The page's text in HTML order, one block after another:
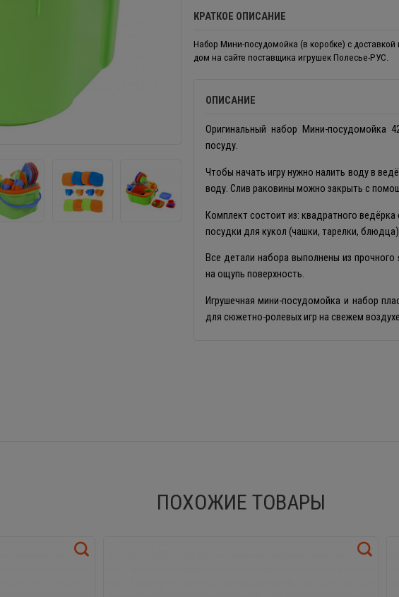
КРАТКОЕ ОПИСАНИЕ
Набор Мини-посудомойка (в коробке) с
дом на сайте поставщика игрушек Полесье-РУС.
ОПИСАНИЕ
Оригинальный набор Мини-посудомойка
посуду.
Чтобы начать игру нужно налить воду в
воду. Слив раковины можно закрыть с
Комплект состоит из: квадратного
посудки для кукол (чашки, тарелки,
Все детали набора выполнены из
на ощупь поверхность.
Игрушечная мини-посудомойка и набор
для сюжетно-ролевых игр на свежем
ПОХОЖИЕ ТОВАРЫ